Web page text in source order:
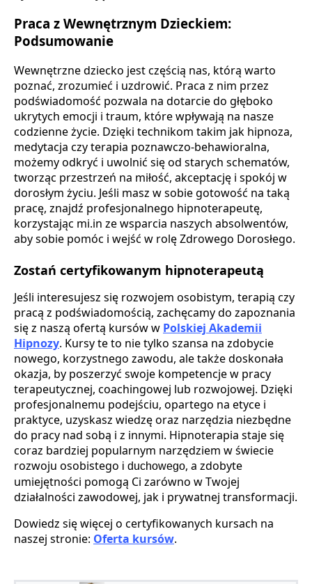
Praca z Wewnętrznym Dzieckiem:
Podsumowanie
Wewnętrzne dziecko jest częścią nas, którą warto
poznać, zrozumieć i uzdrowić. Praca z nim przez
podświadomość pozwala na dotarcie do głęboko
ukrytych emocji i traum, które wpływają na nasze
codzienne życie. Dzięki technikom takim jak hipnoza,
medytacja czy terapia poznawczo-behawioralna,
możemy odkryć i uwolnić się od starych schematów,
tworząc przestrzeń na miłość, akceptację i spokój w
dorosłym życiu. Jeśli masz w sobie gotowość na taką
pracę, znajdź profesjonalnego hipnoterapeutę,
korzystając mi.in ze wsparcia naszych absolwentów,
aby sobie pomóc i wejść w rolę Zdrowego Dorosłego.
Zostań certyfikowanym hipnoterapeutą
Jeśli interesujesz się rozwojem osobistym, terapią czy
pracą z podświadomością, zachęcamy do zapoznania
się z naszą ofertą kursów w Polskiej Akademii
Hipnozy. Kursy te to nie tylko szansa na zdobycie
nowego, korzystnego zawodu, ale także doskonała
okazja, by poszerzyć swoje kompetencje w pracy
terapeutycznej, coachingowej lub rozwojowej. Dzięki
profesjonalnemu podejściu, opartego na etyce i
praktyce, uzyskasz wiedzę oraz narzędzia niezbędne
do pracy nad sobą i z innymi. Hipnoterapia staje się
coraz bardziej popularnym narzędziem w świecie
rozwoju osobistego ​ i duchowego, a zdobyte
umiejętności pomogą Ci zarówno w Twojej
działalności zawodowej, jak i prywatnej transformacji.
Dowiedz się więcej o certyfikowanych kursach na
naszej stronie: Oferta kursów.